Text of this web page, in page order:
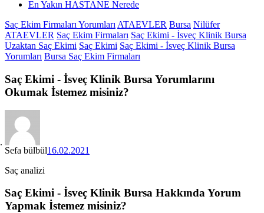
En Yakın HASTANE Nerede
Saç Ekim Firmaları Yorumları ATAEVLER Bursa Nilüfer
ATAEVLER Saç Ekim Firmaları Saç Ekimi - İsveç Klinik Bursa
Uzaktan Saç Ekimi Saç Ekimi Saç Ekimi - İsveç Klinik Bursa
Yorumları Bursa Saç Ekim Firmaları
Saç Ekimi - İsveç Klinik Bursa Yorumlarını
Okumak İstemez misiniz?
Sefa bülbül16.02.2021
Saç analizi
Saç Ekimi - İsveç Klinik Bursa HakkındaYorum
Yapmak İstemez misiniz?